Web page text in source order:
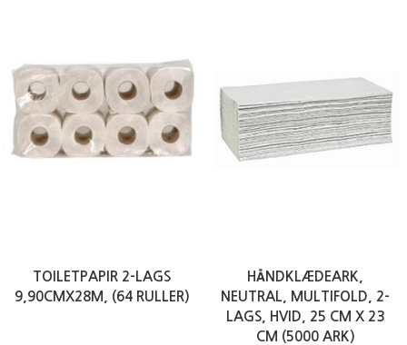
TOILETPAPIR 2-LAGS
9,90CMX28M, (64 RULLER)
HÅNDKLÆDEARK,
NEUTRAL, MULTIFOLD, 2-
LAGS, HVID, 25 CM X 23
CM (5000 ARK)